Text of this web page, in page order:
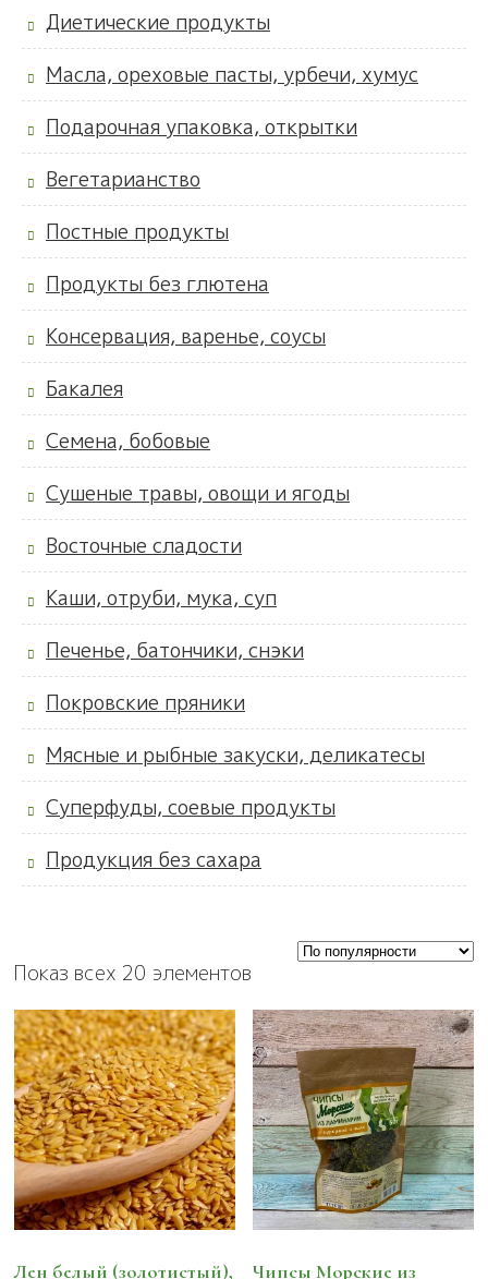
Диетические продукты
Масла, ореховые пасты, урбечи, хумус
Подарочная упаковка, открытки
Вегетарианство
Постные продукты
Продукты без глютена
Консервация, варенье, соусы
Бакалея
Семена, бобовые
Сушеные травы, овощи и ягоды
Восточные сладости
Каши, отруби, мука, суп
Печенье, батончики, снэки
Покровские пряники
Мясные и рыбные закуски, деликатесы
Суперфуды, соевые продукты
Продукция без сахара
Показ всех 20 элементов
Лен белый (золотистый), Чипсы Морские из